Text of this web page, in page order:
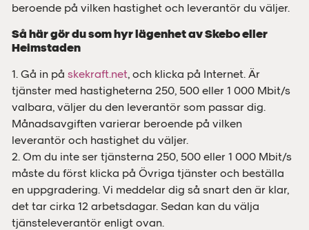
beroende på vilken hastighet och leverantör du väljer.
Så här gör du som hyr lägenhet av Skebo eller
Heimstaden
1. Gå in på skekraft.net, och klicka på Internet. Är
tjänster med hastigheterna 250, 500 eller 1 000 Mbit/s
valbara, väljer du den leverantör som passar dig.
Månadsavgiften varierar beroende på vilken
leverantör och hastighet du väljer.
2. Om du inte ser tjänsterna 250, 500 eller 1 000 Mbit/s
måste du först klicka på Övriga tjänster och beställa
en uppgradering. Vi meddelar dig så snart den är klar,
det tar cirka 12 arbetsdagar. Sedan kan du välja
tjänsteleverantör enligt ovan.